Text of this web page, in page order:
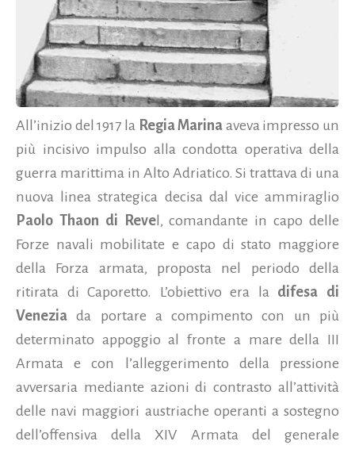
All’inizio del 1917 la Regia Marina aveva impresso un
più incisivo impulso alla condotta operativa della
guerra marittima in Alto Adriatico. Si trattava di una
nuova linea strategica decisa dal vice ammiraglio
Paolo Thaon di Revel, comandante in capo delle
Forze navali mobilitate e capo di stato maggiore
della Forza armata, proposta nel periodo della
ritirata di Caporetto. L’obiettivo era la difesa di
Venezia da portare a compimento con un più
determinato appoggio al fronte a mare della III
Armata e con l’alleggerimento della pressione
avversaria mediante azioni di contrasto all’attività
delle navi maggiori austriache operanti a sostegno
dell’offensiva della XIV Armata del generale